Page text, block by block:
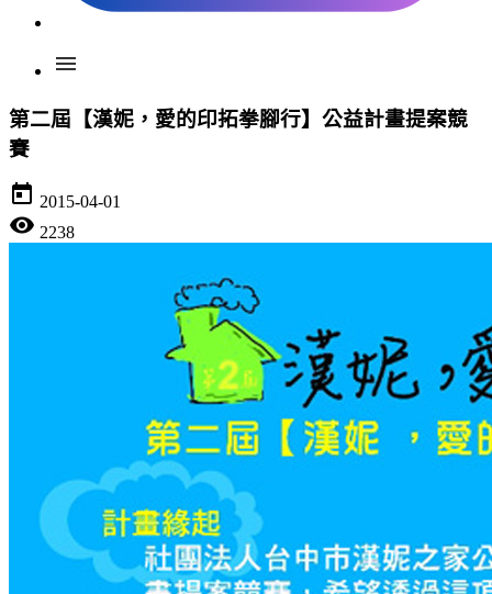
menu
第二屆【漢妮，愛的印拓拳腳行】公益計畫提案競
賽
today 2015-04-01
visibility 2238